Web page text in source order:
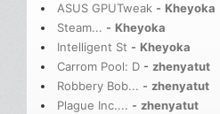
ASUS GPUTweak - Kheyoka
Steam... - Kheyoka
Intelligent St - Kheyoka
Carrom Pool: D - zhenyatut
Robbery Bob... - zhenyatut
Plague Inc.... - zhenyatut